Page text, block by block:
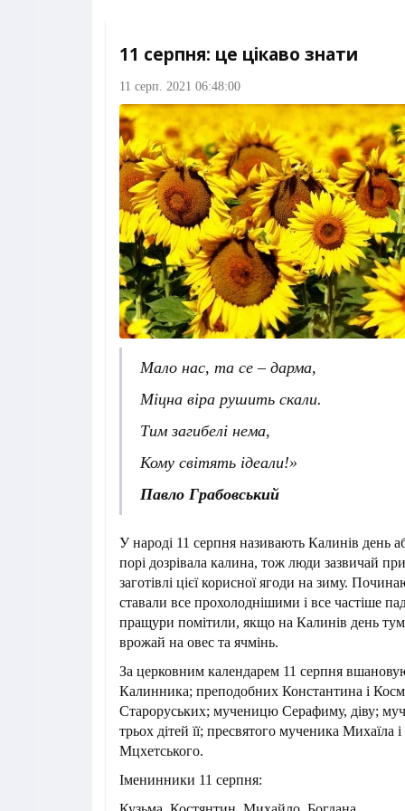
11 серпня: це цікаво знати
11 серп. 2021 06:48:00
Мало нас, та се – дарма,
Міцна віра рушить скали.
Тим загибелі нема,
Кому світять ідеали!»
Павло Грабовський
У народі 11 серпня називають Калинів день
порі дозрівала калина, тож люди зазвичай
заготівлі цієї корисної ягоди на зиму.
ставали все прохолоднішими і все частіше
пращури помітили, якщо на Калинів день
врожай на овес та ячмінь.
За церковним календарем 11 серпня
Калинника; преподобних Константина і
Староруських; мученицю Серафиму, діву;
трьох дітей її; пресвятого мученика Михаїла
Мцхетського.
Іменинники 11 серпня: